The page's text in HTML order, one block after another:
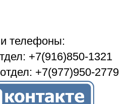
телефоны:
+7(916)850-1321
+7(977)950-2779